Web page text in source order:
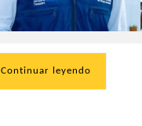
Continuar leyendo